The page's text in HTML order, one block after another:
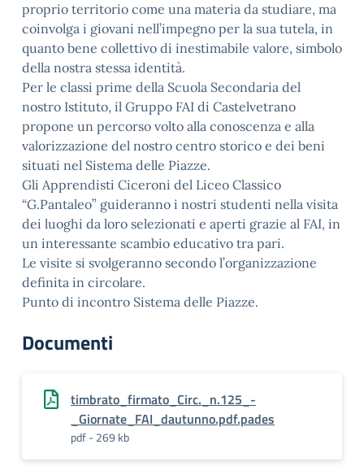
proprio territorio come una materia da studiare, ma
coinvolga i giovani nell’impegno per la sua tutela, in
quanto bene collettivo di inestimabile valore, simbolo
della nostra stessa identità.
Per le classi prime della Scuola Secondaria del
nostro Istituto, il Gruppo FAI di Castelvetrano
propone un percorso volto alla conoscenza e alla
valorizzazione del nostro centro storico e dei beni
situati nel Sistema delle Piazze.
Gli Apprendisti Ciceroni del Liceo Classico
“G.Pantaleo” guideranno i nostri studenti nella visita
dei luoghi da loro selezionati e aperti grazie al FAI, in
un interessante scambio educativo tra pari.
Le visite si svolgeranno secondo l’organizzazione
definita in circolare.
Punto di incontro Sistema delle Piazze.
Documenti
timbrato_firmato_Circ._n.125_-
_Giornate_FAI_dautunno.pdf.pades
pdf - 269 kb